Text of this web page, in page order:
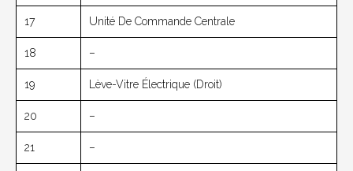
17 Unité De Commande Centrale
18 –
19 Lève-Vitre Électrique (droit)
20 –
21 –